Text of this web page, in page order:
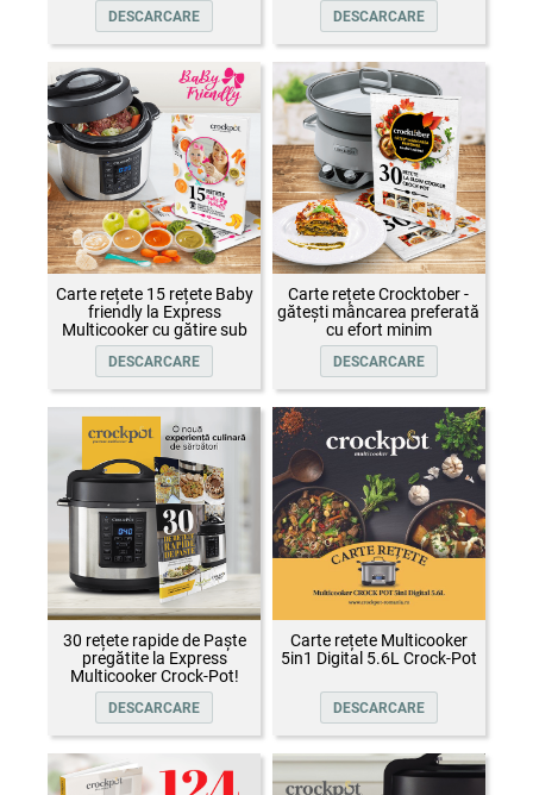
DESCARCARE DESCARCARE
Carte rețete 15 rețete Baby
friendly la Express
Multicooker cu gătire sub
presiune Crock-Pot
DESCARCARE
Carte rețete Crocktober -
gătești mâncarea preferată
cu efort minim
DESCARCARE
30 rețete rapide de Paște
pregătite la Express
Multicooker Crock-Pot!
DESCARCARE
Carte rețete Multicooker
5in1 Digital 5.6L Crock-Pot
DESCARCARE